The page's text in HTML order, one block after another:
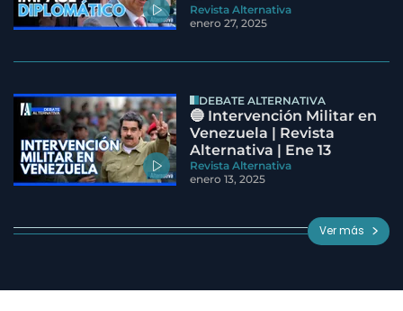
Revista Alternativa
enero 27, 2025
DEBATE ALTERNATIVA
🔵 Intervención Militar en
Venezuela | Revista
Alternativa | Ene 13
Revista Alternativa
enero 13, 2025
Ver más